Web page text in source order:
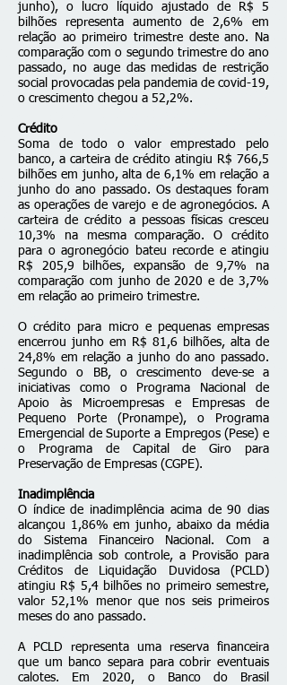
junho), o lucro líquido ajustado de R$ 5
bilhões representa aumento de 2,6% em
relação ao primeiro trimestre deste ano. Na
comparação com o segundo trimestre do ano
passado, no auge das medidas de restrição
social provocadas pela pandemia de covid-19,
o crescimento chegou a 52,2%.
Crédito
Soma de todo o valor emprestado pelo
banco, a carteira de crédito atingiu R$ 766,5
bilhões em junho, alta de 6,1% em relação a
junho do ano passado. Os destaques foram
as operações de varejo e de agronegócios. A
carteira de crédito a pessoas físicas cresceu
10,3% na mesma comparação. O crédito
para o agronegócio bateu recorde e atingiu
R$ 205,9 bilhões, expansão de 9,7% na
comparação com junho de 2020 e de 3,7%
em relação ao primeiro trimestre.
O crédito para micro e pequenas empresas
encerrou junho em R$ 81,6 bilhões, alta de
24,8% em relação a junho do ano passado.
Segundo o BB, o crescimento deve-se a
iniciativas como o Programa Nacional de
Apoio às Microempresas e Empresas de
Pequeno Porte (Pronampe), o Programa
Emergencial de Suporte a Empregos (Pese) e
o Programa de Capital de Giro para
Preservação de Empresas (CGPE).
Inadimplência
O índice de inadimplência acima de 90 dias
alcançou 1,86% em junho, abaixo da média
do Sistema Financeiro Nacional. Com a
inadimplência sob controle, a Provisão para
Créditos de Liquidação Duvidosa (PCLD)
atingiu R$ 5,4 bilhões no primeiro semestre,
valor 52,1% menor que nos seis primeiros
meses do ano passado.
A PCLD representa uma reserva financeira
que um banco separa para cobrir eventuais
calotes. Em 2020, o Banco do Brasil